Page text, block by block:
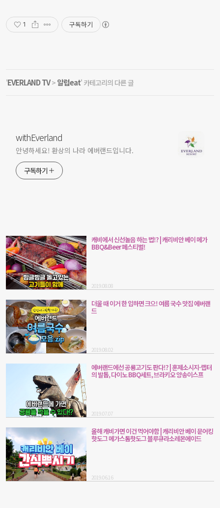
1 구독하기
'EVERLAND TV> 알럽eat' 카테고리의 다른 글
withEverland
안녕하세요! 환상의 나라 에버랜드입니다.
구독하기
캐비에서 신선놀음 하는 법!? | 캐리비안 베이 메가
BBQ&Beer 페스티벌!
2019.08.08
더울 때 이거 한 입하면 크으! 여름 국수 맛집 에버랜
드
2019.08.02
에버랜드에선 공룡고기도 판다!? | 훈제소시지-랩터
의 발톱, 다이노 BBQ세트, 브라키오 양송이스프
2019.07.07
올해 캐비가면 이건 먹어야함 | 캐리비안 베이 문어킹
핫도그 메가스톰핫도그 블루큐라소레몬에이드
2019.06.16